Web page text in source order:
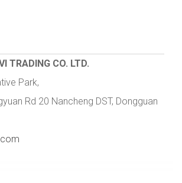
TRADING CO. LTD.
Park,
Rd 20 Nancheng DST, Dongguan